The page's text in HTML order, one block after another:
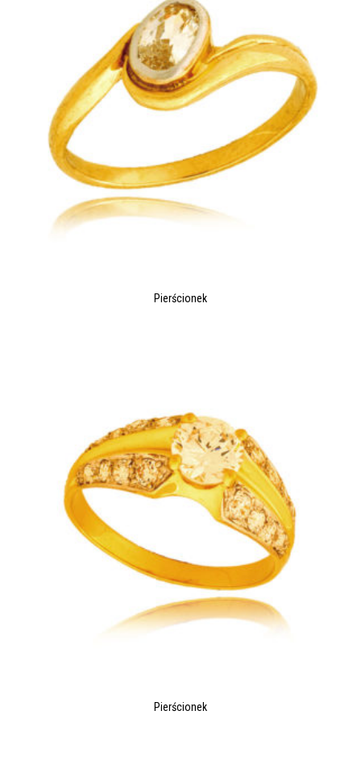
Pierścionek
Pierścionek